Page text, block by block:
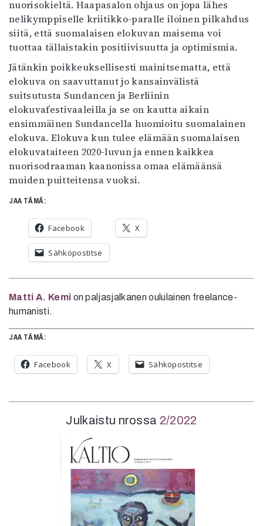
nuorisokieltä. Haapasalon ohjaus on jopa lähes
nelikymppiselle kriitikko-paralle iloinen pilkahdus
siitä, että suomalaisen elokuvan maisema voi
tuottaa tällaistakin positiivisuutta ja optimismia.
Jätänkin poikkeuksellisesti mainitsematta, että
elokuva on saavuttanut jo kansainvälistä
suitsutusta Sundancen ja Berliinin
elokuvafestivaaleilla ja se on kautta aikain
ensimmäinen Sundancella huomioitu suomalainen
elokuva. Elokuva kun tulee elämään suomalaisen
elokuvataiteen 2020-luvun ja ennen kaikkea
nuorisodraaman kaanonissa omaa elämäänsä
muiden puitteitensa vuoksi.
JAA TÄMÄ:
Facebook X
Sähköpostitse
Matti A. Kemi on paljasjalkanen oululainen freelance-
humanisti.
Julkaistu nrossa 2/2022
JAA TÄMÄ:
Facebook X Sähköpostitse